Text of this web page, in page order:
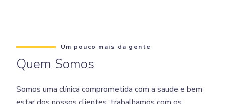
Um pouco mais da gente
Quem Somos
Somos uma clínica comprometida com a saude e bem